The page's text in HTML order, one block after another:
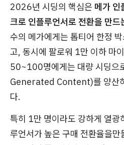
2026년 시딩의 핵심은 메가 인
크로 인플루언서로 전환을 만드
수의 메가에게는 톱티어 한정
고, 동시에 팔로워 1만 이하 마
50~100명에게는 대량 시딩으
Generated Content)를 양산
다.
특히 1만 명이라도 강하게 열
루언서가 높은 구매 전환율을